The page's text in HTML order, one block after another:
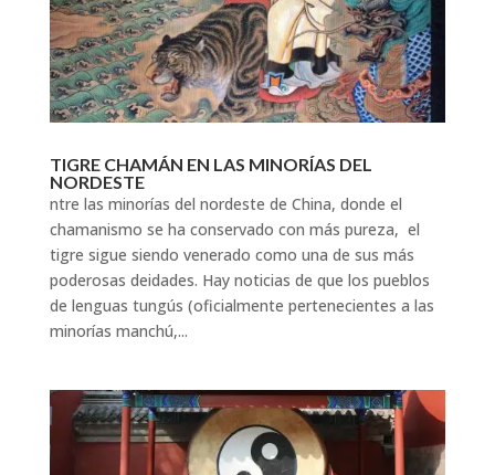
TIGRE CHAMÁN EN LAS MINORÍAS DEL
NORDESTE
ntre las minorías del nordeste de China, donde el
chamanismo se ha conservado con más pureza, el
tigre sigue siendo venerado como una de sus más
poderosas deidades. Hay noticias de que los pueblos
de lenguas tungús (oficialmente pertenecientes a las
minorías manchú,...